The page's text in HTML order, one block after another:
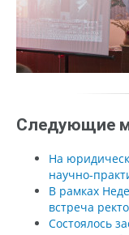
Следующие
На
научно-
В рамках
встреча
Состоялось